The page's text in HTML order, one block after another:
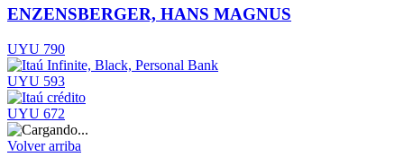
ENZENSBERGER, HANS MAGNUS
UYU 790
UYU 593
UYU 672
Volver arriba